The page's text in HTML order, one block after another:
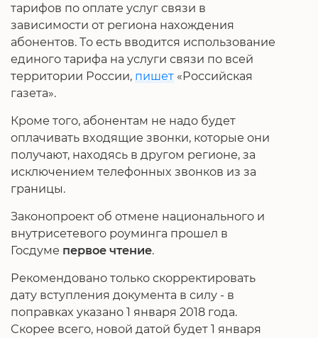
тарифов по оплате услуг связи в
зависимости от региона нахождения
абонентов. То есть вводится использование
единого тарифа на услуги связи по всей
территории России, пишет «Российская
газета».
Кроме того, абонентам не надо будет
оплачивать входящие звонки, которые они
получают, находясь в другом регионе, за
исключением телефонных звонков из за
границы.
Законопроект об отмене национального и
внутрисетевого роуминга прошел в
Госдуме первое чтение.
Рекомендовано только скорректировать
дату вступления документа в силу - в
поправках указано 1 января 2018 года.
Скорее всего, новой датой будет 1 января